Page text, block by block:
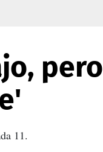
pero
11.